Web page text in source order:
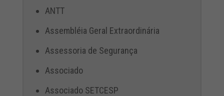
ANTT
Assembléia Geral Extraordinária
Assessoria de Segurança
Associado
Associado SETCESP